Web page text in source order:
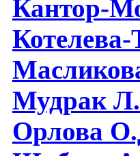
Кантор-
Мудрак
Орлова